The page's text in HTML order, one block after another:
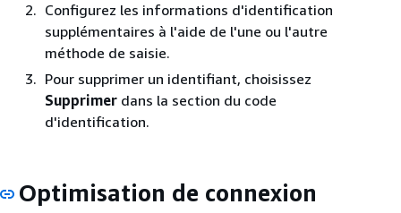
Configurez les informations d'identification
supplémentaires à l'aide de l'une ou l'autre
méthode de saisie.
Pour supprimer un identifiant, choisissez
Supprimer dans la section du code
d'identification.
Optimisation de connexion